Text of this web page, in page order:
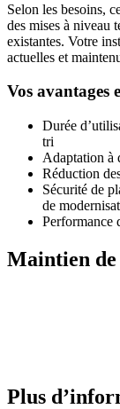
Selon les besoins,
des mises à niveau
existantes. Votre
actuelles et
Vos avantages
Durée
tri
Adaptation à
Réduction
Sécurité de
de
Performance
Maintien
Plus